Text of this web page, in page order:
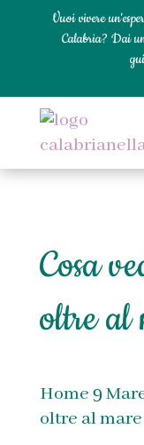
Vuoi vivere
Calabria? Dai
Cosa
oltre al
Home 9
oltre al mare